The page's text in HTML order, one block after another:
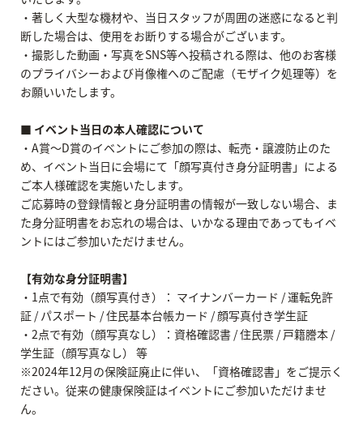
・著しく大型な機材や、当日スタッフが周囲の迷惑になると判
断した場合は、使用をお断りする場合がございます。
・撮影した動画・写真をSNS等へ投稿される際は、他のお客様
のプライバシーおよび肖像権へのご配慮（モザイク処理等）を
お願いいたします。
■ イベント当日の本人確認について
・A賞～D賞のイベントにご参加の際は、転売・譲渡防止のた
め、イベント当日に会場にて「顔写真付き身分証明書」による
ご本人様確認を実施いたします。
ご応募時の登録情報と身分証明書の情報が一致しない場合、ま
た身分証明書をお忘れの場合は、いかなる理由であってもイベ
ントにはご参加いただけません。
【有効な身分証明書】
・1点で有効（顔写真付き）： マイナンバーカード / 運転免許
証 / パスポート / 住民基本台帳カード / 顔写真付き学生証
・2点で有効（顔写真なし）：資格確認書 / 住民票 / 戸籍謄本 /
学生証（顔写真なし） 等
※2024年12月の保険証廃止に伴い、「資格確認書」をご提示く
ださい。従来の健康保険証はイベントにご参加いただけませ
ん。